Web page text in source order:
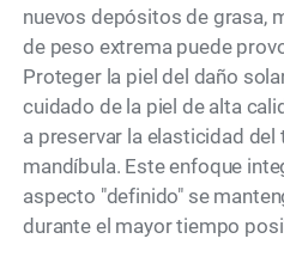
nuevos depósitos de grasa,
de peso extrema puede
Proteger la piel del daño
cuidado de la piel de alta
a preservar la elasticidad del
mandíbula. Este enfoque
aspecto "definido" se
durante el mayor tiempo